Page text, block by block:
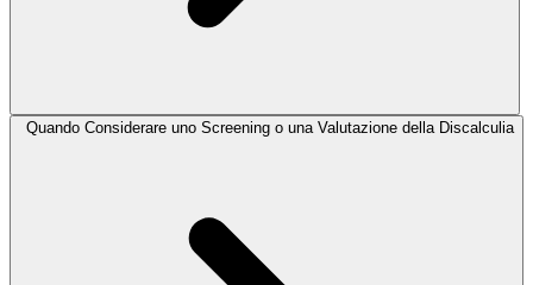
Quando Considerare uno Screening o una Valutazione della Discalculia